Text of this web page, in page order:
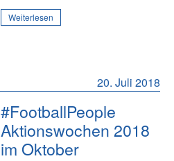
Weiterlesen
20. Juli 2018
#FootballPeople
Aktionswochen 2018
im Oktober